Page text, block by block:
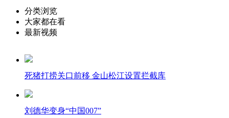
分类浏览
大家都在看
最新视频
死猪打捞关口前移 金山松江设置拦截库
刘德华变身“中国007”